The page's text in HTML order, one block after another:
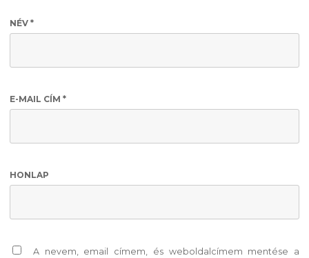
NÉV *
E-MAIL CÍM *
HONLAP
A nevem, email címem, és weboldalcímem mentése a